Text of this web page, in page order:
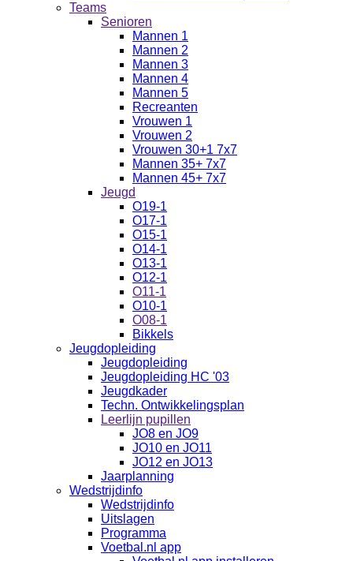
Teams
Senioren
Mannen 1
Mannen 2
Mannen 3
Mannen 4
Mannen 5
Recreanten
Vrouwen 1
Vrouwen 2
Vrouwen 30+1 7x7
Mannen 35+ 7x7
Mannen 45+ 7x7
Jeugd
O19-1
O17-1
O15-1
O14-1
O13-1
O12-1
O11-1
O10-1
O08-1
Bikkels
Jeugdopleiding
Jeugdopleiding
Jeugdopleiding HC '03
Jeugdkader
Techn. Ontwikkelingsplan
Leerlijn pupillen
JO8 en JO9
JO10 en JO11
JO12 en JO13
Jaarplanning
Wedstrijdinfo
Wedstrijdinfo
Uitslagen
Programma
Voetbal.nl app